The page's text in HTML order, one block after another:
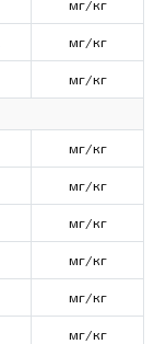
мг/кг
мг/кг
мг/кг
мг/кг
мг/кг
мг/кг
мг/кг
мг/кг
мг/кг